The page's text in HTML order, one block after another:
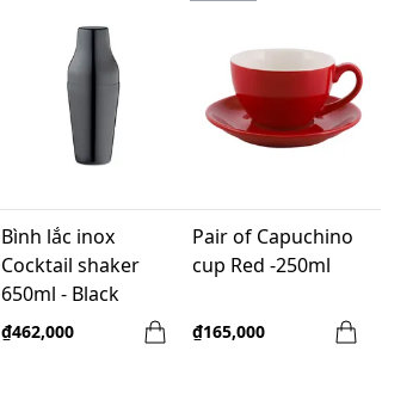
Bình lắc inox
Cocktail shaker
650ml - Black
₫462,000
Pair of Capuchino
cup Red -250ml
₫165,000